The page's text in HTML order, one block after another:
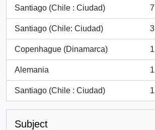
Santiago (Chile : Ciudad)
, 7 results
7
Santiago (Chile: Ciudad)
, 3 results
3
Copenhague (Dinamarca)
, 1 results
1
Alemania
, 1 results
1
Santiago (Chile : Ciudad)
, 1 results
1
Subject